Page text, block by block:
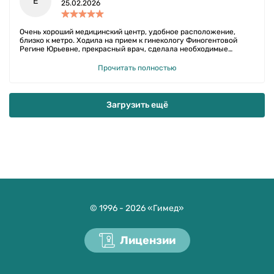
25.02.2026
Очень хороший медицинский центр, удобное расположение,
близко к метро. Ходила на прием к гинекологу Финогентовой
Регине Юрьевне, прекрасный врач, сделала необходимые
персонал. Я пришла четко ко времени. Никаких задержек.
Анализы получила на почту. Очень рекомендую врача и
Прочитать полностью
Загрузить ещё
© 1996 - 2026 «Гимед»
Лицензии